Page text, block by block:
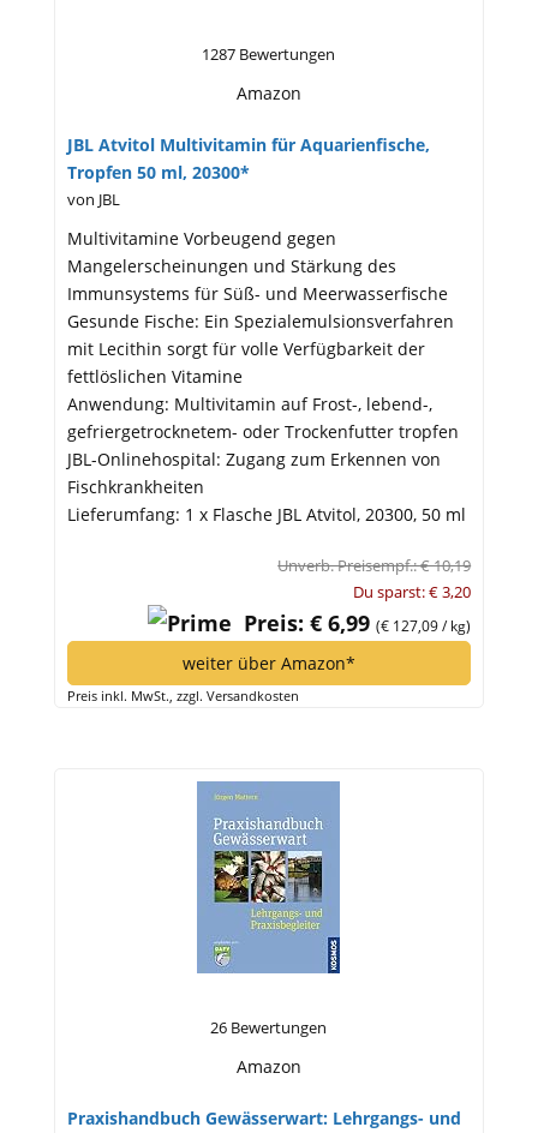
1287 Bewertungen
Amazon
JBL Atvitol Multivitamin für Aquarienfische,
Tropfen 50 ml, 20300*
von JBL
Multivitamine Vorbeugend gegen
Mangelerscheinungen und Stärkung des
Immunsystems für Süß- und Meerwasserfische
Gesunde Fische: Ein Spezialemulsionsverfahren
mit Lecithin sorgt für volle Verfügbarkeit der
fettlöslichen Vitamine
Anwendung: Multivitamin auf Frost-, lebend-,
gefriergetrocknetem- oder Trockenfutter tropfen
JBL-Onlinehospital: Zugang zum Erkennen von
Fischkrankheiten
Lieferumfang: 1 x Flasche JBL Atvitol, 20300, 50 ml
Unverb. Preisempf.: € 10,19
Du sparst: € 3,20
Preis: € 6,99(€ 127,09 / kg)
weiter über Amazon*
Preis inkl. MwSt., zzgl. Versandkosten
26 Bewertungen
Amazon
Praxishandbuch Gewässerwart: Lehrgangs- und